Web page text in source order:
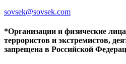
sovsek@sovsek.com
*Организации и физические
террористов и экстремистов,
запрещена в Российской